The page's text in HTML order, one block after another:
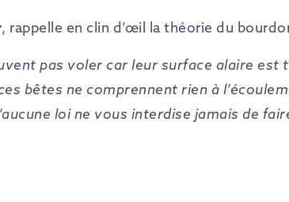
, rappelle en clin d’œil la théorie du
pas voler car leur surface alaire est
bêtes ne comprennent rien à
loi ne vous interdise jamais de